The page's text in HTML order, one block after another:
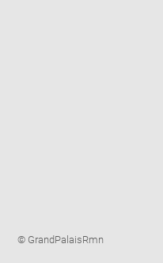
Image
© GrandPalaisRmn